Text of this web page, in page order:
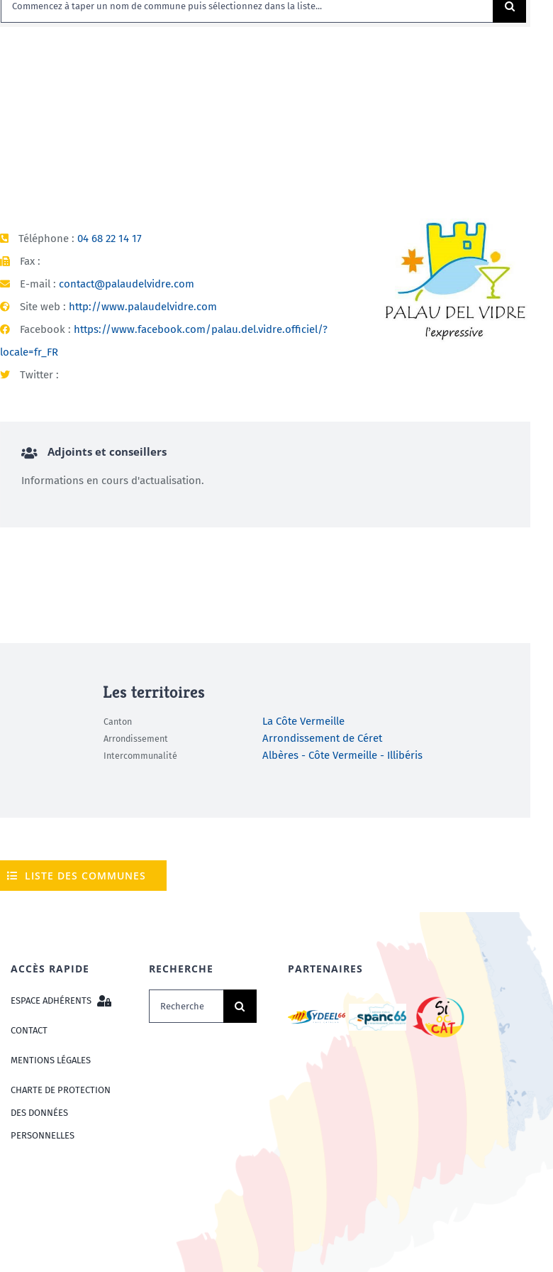
Téléphone :04 68 22 14 17
Fax :
E-mail : contact@palaudelvidre.com
Site web : http://www.palaudelvidre.com
Facebook : https://www.facebook.com/palau.del.vidre.officiel/?
locale=fr_FR
Twitter :
Adjoints et conseillers
Informations en cours d'actualisation.
Les territoires
Canton La Côte Vermeille
Arrondissement Arrondissement de Céret
Intercommunalité Albères - Côte Vermeille - Illibéris
LISTE DES COMMUNES
ACCÈS RAPIDE
ESPACE ADHÉRENTS
CONTACT
MENTIONS LÉGALES
CHARTE DE PROTECTION
DES DONNÉES
PERSONNELLES
RECHERCHE
Rechercher:
PARTENAIRES